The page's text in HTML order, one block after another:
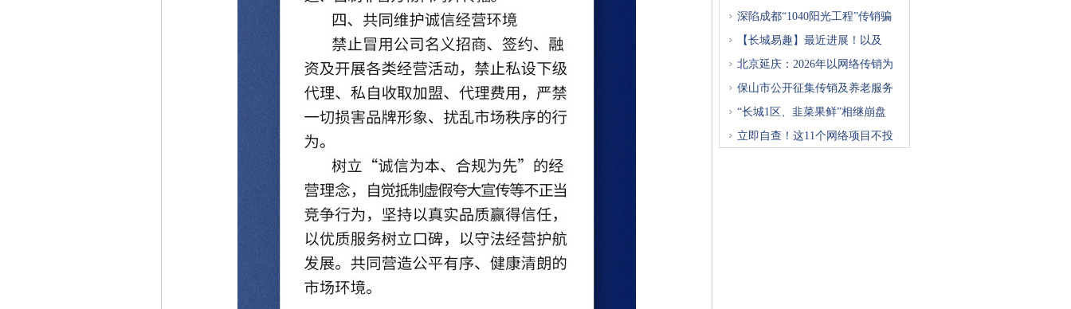
深陷成都“1040阳光工程”传销骗
【长城易趣】最近进展！以及
北京延庆：2026年以网络传销为
保山市公开征集传销及养老服务
“长城1区、韭菜果鲜”相继崩盘
立即自查！这11个网络项目不投